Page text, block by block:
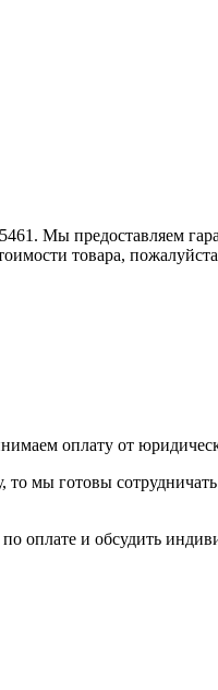
Мы предоставляем
товара,
оплату от
то мы готовы
оплате и обсудить